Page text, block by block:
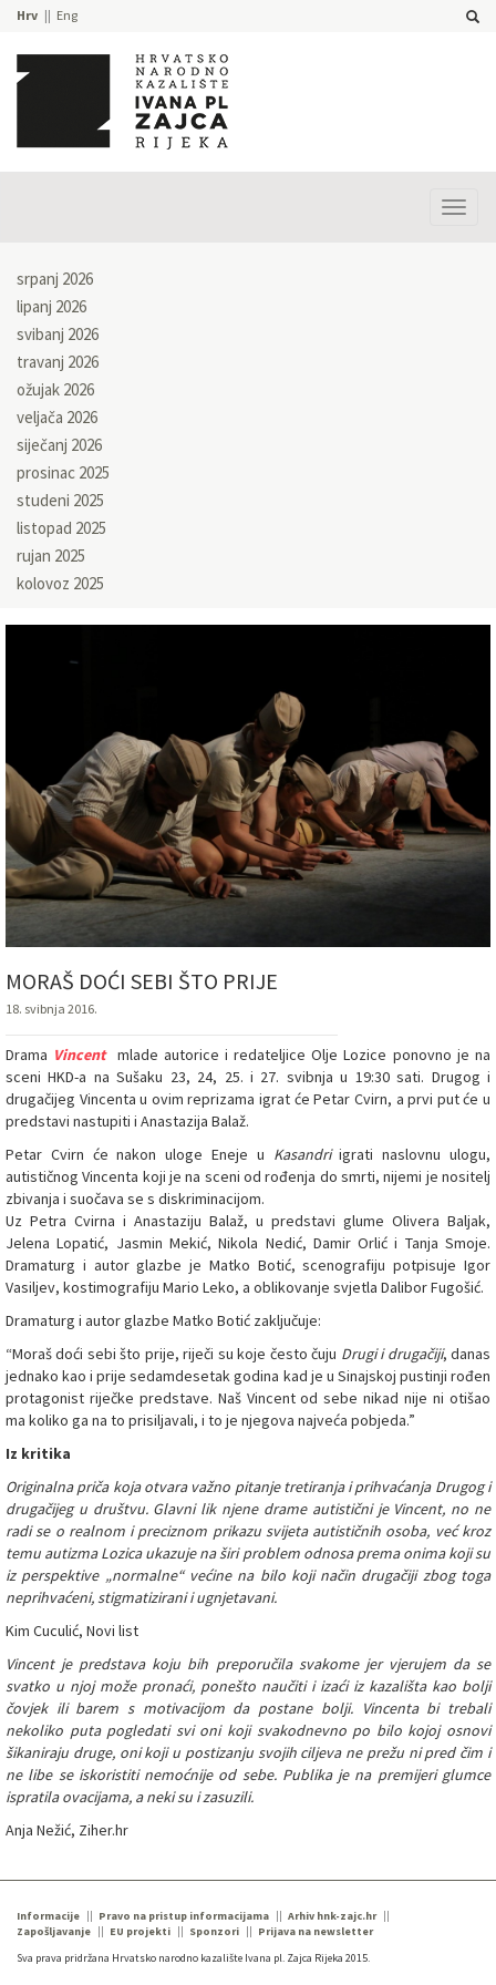
Hrv Eng
srpanj 2026
lipanj 2026
svibanj 2026
travanj 2026
ožujak 2026
veljača 2026
siječanj 2026
prosinac 2025
studeni 2025
listopad 2025
rujan 2025
kolovoz 2025
MORAŠ DOĆI SEBI ŠTO PRIJE
18. svibnja 2016.
Drama Vincent
mlade autorice i redateljice Olje Lozice ponovno je na
sceni HKD-a na Sušaku 23, 24, 25. i 27. svibnja u 19:30 sati. Drugog i
drugačijeg Vincenta u ovim reprizama igrat će Petar Cvirn, a prvi put će u
predstavi nastupiti i Anastazija Balaž.
Petar Cvirn će nakon uloge Eneje u Kasandriigrati naslovnu ulogu,
autističnog Vincenta koji je na sceni od rođenja do smrti, nijemi je nositelj
zbivanja i suočava se s diskriminacijom.
Uz Petra Cvirna i Anastaziju Balaž, u predstavi glume Olivera Baljak,
Jelena Lopatić, Jasmin Mekić, Nikola Nedić, Damir Orlić i Tanja Smoje.
Dramaturg i autor glazbe je Matko Botić, scenografiju potpisuje Igor
Vasiljev, kostimografiju Mario Leko, a oblikovanje svjetla Dalibor Fugošić.
Dramaturg i autor glazbe Matko Botić zaključuje:
“Moraš doći sebi što prije, riječi su koje često čuju Drugi i drugačiji, danas
jednako kao i prije sedamdesetak godina kad je u Sinajskoj pustinji rođen
protagonist riječke predstave. Naš Vincent od sebe nikad nije ni otišao
ma koliko ga na to prisiljavali, i to je njegova najveća pobjeda.”
Iz kritika
Originalna priča koja otvara važno pitanje tretiranja i prihvaćanja Drugog i
drugačijeg u društvu. Glavni lik njene drame autistični je Vincent, no ne
radi se o realnom i preciznom prikazu svijeta autističnih osoba, već kroz
temu autizma Lozica ukazuje na širi problem odnosa prema onima koji su
iz perspektive „normalne“ većine na bilo koji način drugačiji zbog toga
neprihvaćeni, stigmatizirani i ugnjetavani.
Kim Cuculić, Novi list
Vincent je predstava koju bih preporučila svakome jer vjerujem da se
svatko u njoj može pronaći, ponešto naučiti i izaći iz kazališta kao bolji
čovjek ili barem s motivacijom da postane bolji. Vincenta bi trebali
nekoliko puta pogledati svi oni koji svakodnevno po bilo kojoj osnovi
šikaniraju druge, oni koji u postizanju svojih ciljeva ne prežu ni pred čim i
ne libe se iskoristiti nemoćnije od sebe. Publika je na premijeri glumce
ispratila ovacijama, a neki su i zasuzili.
Anja Nežić, Ziher.hr
Informacije Pravo na pristup informacijama
Arhiv hnk-zajc.hr
Zapošljavanje
EU projekti Sponzori
Prijava na newsletter
Sva prava pridržana Hrvatsko narodno kazalište Ivana pl. Zajca Rijeka 2015.